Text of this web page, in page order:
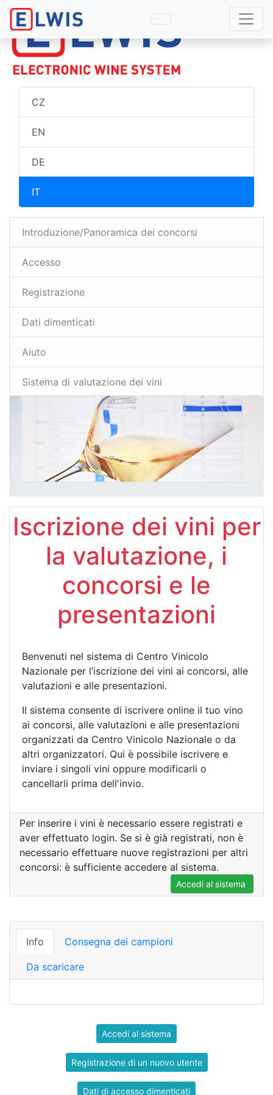
CZ
EN
DE
IT
Introduzione/Panoramica dei concorsi
Accesso
Registrazione
Dati dimenticati
Aiuto
Sistema di valutazione dei vini
Iscrizione dei vini per
la valutazione, i
concorsi e le
presentazioni
Benvenuti nel sistema di Centro Vinicolo
Nazionale per l’iscrizione dei vini ai concorsi, alle
valutazioni e alle presentazioni.
Il sistema consente di iscrivere online il tuo vino
ai concorsi, alle valutazioni e alle presentazioni
organizzati da Centro Vinicolo Nazionale o da
altri organizzatori. Qui è possibile iscrivere e
inviare i singoli vini oppure modificarli o
cancellarli prima dell'invio.
Per inserire i vini è necessario essere registrati e
aver effettuato login. Se si è già registrati, non è
necessario effettuare nuove registrazioni per altri
concorsi: è sufficiente accedere al sistema.
Accedi al sistema
Info Consegna dei campioni
Da scaricare
Accedi al sistema
Registrazione di un nuovo utente
Dati di accesso dimenticati